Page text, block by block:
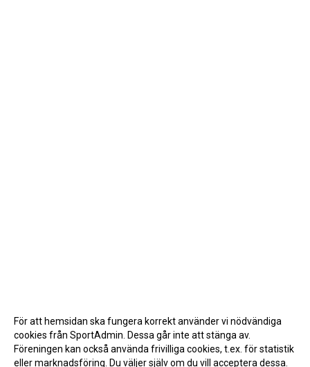
För att hemsidan ska fungera korrekt använder vi nödvändiga
cookies från SportAdmin. Dessa går inte att stänga av.
Föreningen kan också använda frivilliga cookies, t.ex. för statistik
eller marknadsföring. Du väljer själv om du vill acceptera dessa.